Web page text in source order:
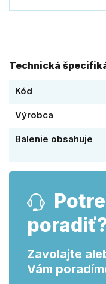
Technická
Kód
Výrobca
Balenie obsahuje
Zavolajte
Vám